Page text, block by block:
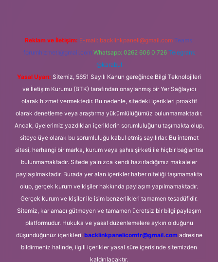
Reklam ve İletişim: E-mail: backlinkpaneli@gmail.com Teams:
forumhizmeti@gmail.com Whatsapp: 0262 606 0 726 Telegram:
@karabul
Yasal Uyarı: Sitemiz, 5651 Sayılı Kanun gereğince Bilgi Teknolojileri
ve İletişim Kurumu (BTK) tarafından onaylanmış bir Yer Sağlayıcı
olarak hizmet vermektedir. Bu nedenle, sitedeki içerikleri proaktif
olarak denetleme veya araştırma yükümlülüğümüz bulunmamaktadır.
Ancak, üyelerimiz yazdıkları içeriklerin sorumluluğunu taşımakta olup,
siteye üye olarak bu sorumluluğu kabul etmiş sayılırlar. Bu internet
sitesi, herhangi bir marka, kurum veya şahıs şirketi ile hiçbir bağlantısı
bulunmamaktadır. Sitede yalnızca kendi hazırladığımız makaleler
paylaşılmaktadır. Burada yer alan içerikler haber niteliği taşımamakta
olup, gerçek kurum ve kişiler hakkında paylaşım yapılmamaktadır.
Gerçek kurum ve kişiler ile isim benzerlikleri tamamen tesadüfidir.
Sitemiz, kar amacı gütmeyen ve tamamen ücretsiz bir bilgi paylaşım
platformudur. Hukuka ve yasal düzenlemelere aykırı olduğunu
düşündüğünüz içerikleri, backlinkpanelicomtr@gmail.comadresine
bildirmeniz halinde, ilgili içerikler yasal süre içerisinde sitemizden
kaldırılacaktır.